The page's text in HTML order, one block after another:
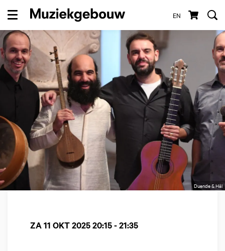
EN
Menu
Duende & Hâl
ZA 11 OKT 202520:15 - 21:35